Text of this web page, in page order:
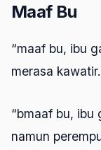
Maaf Bu
“maaf bu, ibu
merasa kawatir.
“bmaaf bu, ibu
namun